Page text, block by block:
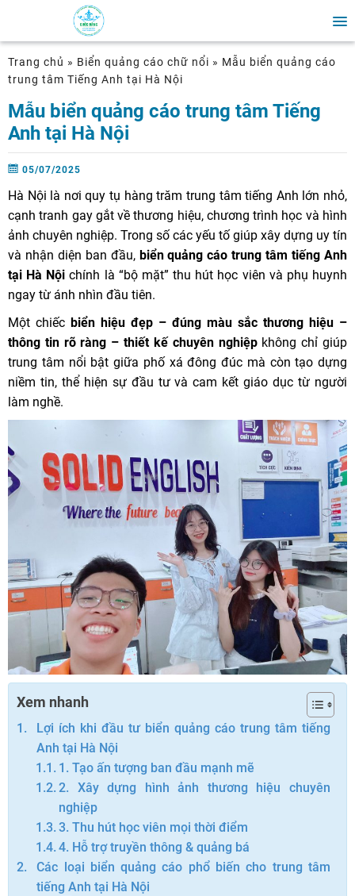
Trang chủ » Biển quảng cáo chữ nổi » Mẫu biển quảng cáo
trung tâm Tiếng Anh tại Hà Nội
Mẫu biển quảng cáo trung tâm Tiếng
Anh tại Hà Nội
05/07/2025
Hà Nội là nơi quy tụ hàng trăm trung tâm tiếng Anh lớn nhỏ,
cạnh tranh gay gắt về thương hiệu, chương trình học và hình
ảnh chuyên nghiệp. Trong số các yếu tố giúp xây dựng uy tín
và nhận diện ban đầu, biển quảng cáo trung tâm tiếng Anh
tại Hà Nội chính là “bộ mặt” thu hút học viên và phụ huynh
ngay từ ánh nhìn đầu tiên.
Một chiếc biển hiệu đẹp – đúng màu sắc thương hiệu –
thông tin rõ ràng – thiết kế chuyên nghiệpkhông chỉ giúp
trung tâm nổi bật giữa phố xá đông đúc mà còn tạo dựng
niềm tin, thể hiện sự đầu tư và cam kết giáo dục từ người
làm nghề.
Xem nhanh
Lợi ích khi đầu tư biển quảng cáo trung tâm tiếng
Anh tại Hà Nội
1. Tạo ấn tượng ban đầu mạnh mẽ
2. Xây dựng hình ảnh thương hiệu chuyên
nghiệp
3. Thu hút học viên mọi thời điểm
4. Hỗ trợ truyền thông & quảng bá
Các loại biển quảng cáo phổ biến cho trung tâm
tiếng Anh tại Hà Nội